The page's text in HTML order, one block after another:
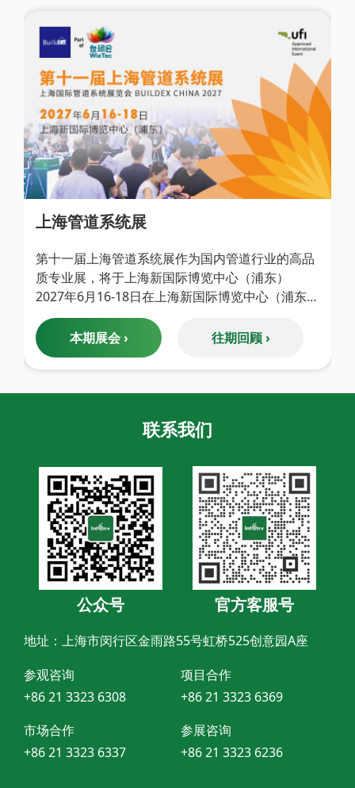
色环境技术、 产品和方案，同时也展现工业领域的
通用设备节能改造、节能节水等在绿色制造转型过
程 中的成果展示，这些关键性技术正符合了国家对
于“双碳”政策的要求，随着绿色制造理 念化的不断
深入，环保视角开始向“生产环节的节能”方向延
伸，企业不再满足于事后处 理，而是将节能技术嵌
入生产全流程，节能改造不仅限于创造环境效益，
更能直接转化为 经济效益，当下这场绿色转型正迎
来更深刻的变革，让制造业生产从“高碳到低碳，
从制造到智造”。 上海绿色智造与节能技术展在此
背景下顺势而生，展会将借助……
上海管道系统展
第十一届上海管道系统展作为国内管道行业的高品
质专业展，将于上海新国际博览中心（浦东）
2027年6月16-18日在上海新国际博览中心（浦东）
盛大举办，展会将不断深耕管道行业各个细分领
域，围绕金属管道、塑料管道、水暖阀门等产品，
倾力呈现高新技术与解决方案，聚焦工业、市政与
商业空间搭建一站式资源共享及商贸交流平台。 本
届展会布局全面革新，在5.1H馆内展出工业应用领
应链全链条，打造泵管阀测一体化概念，与工业、
本期展会 › 往期回顾 ›
联系我们
公众号 官方客服号
地址：上海市闵行区金雨路55号虹桥525创意园A座
参观咨询
+86 21 3323 6308
项目合作
+86 21 3323 6369
市场合作
+86 21 3323 6337
参展咨询
+86 21 3323 6236